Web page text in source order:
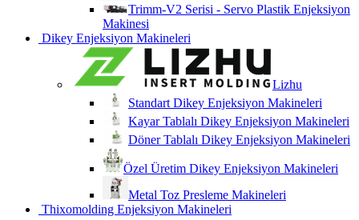
Trimm-V2 Serisi - Servo Plastik Enjeksiyon
Makinesi
Dikey Enjeksiyon Makineleri
Lizhu
Standart Dikey Enjeksiyon Makineleri
Kayar Tablalı Dikey Enjeksiyon Makineleri
Döner Tablalı Dikey Enjeksiyon Makineleri
Özel Üretim Dikey Enjeksiyon Makineleri
Metal Toz Presleme Makineleri
Thixomolding Enjeksiyon Makineleri